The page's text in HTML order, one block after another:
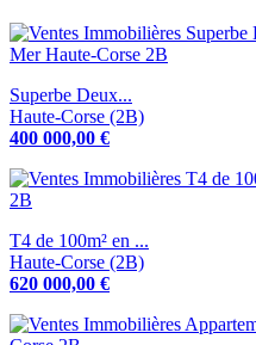
Superbe Deux...
Haute-Corse (2B)
400 000,00 €
T4 de 100m² en ...
Haute-Corse (2B)
620 000,00 €